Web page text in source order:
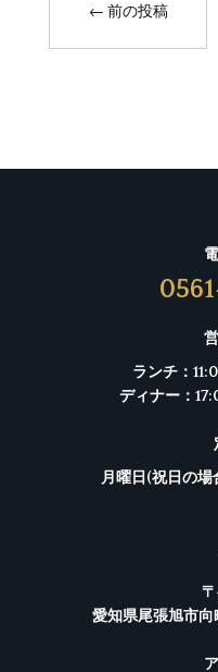
← 前の投稿
ランチ：
ディナー：
月曜日(祝日の
愛知県尾張旭市向